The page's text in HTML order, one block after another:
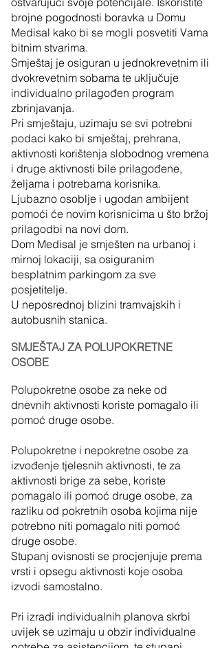
brojne pogodnosti boravka u Domu
Medisal kako bi se mogli posvetiti Vama
bitnim stvarima.
Smještaj je osiguran u jednokrevetnim ili
dvokrevetnim sobama te uključuje
individualno prilagođen program
zbrinjavanja.
Pri smještaju, uzimaju se svi potrebni
podaci kako bi smještaj, prehrana,
aktivnosti korištenja slobodnog vremena
i druge aktivnosti bile prilagođene,
željama i potrebama korisnika.
Ljubazno osoblje i ugodan ambijent
pomoći će novim korisnicima u što bržoj
prilagodbi na novi dom.
Dom Medisal je smješten na urbanoj i
mirnoj lokaciji, sa osiguranim
besplatnim parkingom za sve
posjetitelje.
U neposrednoj blizini tramvajskih i
autobusnih stanica.
SMJEŠTAJ ZA POLUPOKRETNE
OSOBE
Polupokretne osobe za neke od
dnevnih aktivnosti koriste pomagalo ili
pomoć druge osobe.
Polupokretne i nepokretne osobe za
izvođenje tjelesnih aktivnosti, te za
aktivnosti brige za sebe, koriste
pomagalo ili pomoć druge osobe, za
razliku od pokretnih osoba kojima nije
potrebno niti pomagalo niti pomoć
druge osobe.
Stupanj ovisnosti se procjenjuje prema
vrsti i opsegu aktivnosti koje osoba
izvodi samostalno.
Pri izradi individualnih planova skrbi
uvijek se uzimaju u obzir individualne